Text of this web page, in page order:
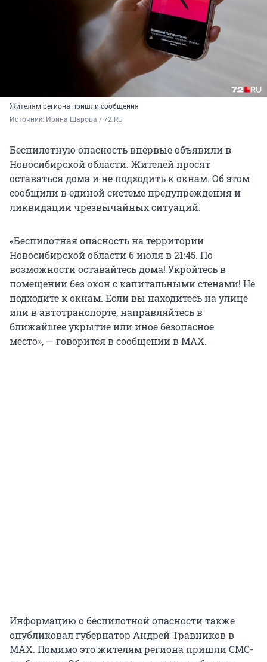
Жителям региона пришли сообщения
Источник: Ирина Шарова / 72.RU
Беспилотную опасность впервые объявили в
Новосибирской области. Жителей просят
оставаться дома и не подходить к окнам. Об этом
сообщили в единой системе предупреждения и
ликвидации чрезвычайных ситуаций.
«Беспилотная опасность на территории
Новосибирской области 6 июля в 21:45. По
возможности оставайтесь дома! Укройтесь в
помещении без окон с капитальными стенами! Не
подходите к окнам. Если вы находитесь на улице
или в автотранспорте, направляйтесь в
ближайшее укрытие или иное безопасное
место», — говорится в сообщении в MAX.
Информацию о беспилотной опасности также
опубликовал губернатор Андрей Травников в
MAX. Помимо это жителям региона пришли СМС-